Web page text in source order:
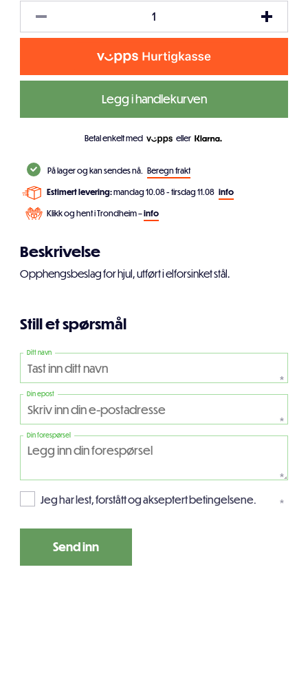
Legg i handlekurven
Betal enkelt med eller
På lager og kan sendes nå. Beregn frakt
Estimert levering:mandag 10.08 - tirsdag 11.08 info
Klikk og hent i Trondheim –info
Beskrivelse
Opphengsbeslag for hjul, utført i elforsinket stål.
Still et spørsmål
Ditt navn
*
Din epost
*
Din forespørsel
*
Jeg har lest, forstått og akseptert betingelsene. *